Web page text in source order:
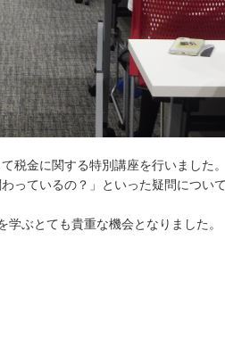
税金に関する特別講座を行いました。
っているの？」といった疑問につい
ぶとても貴重な機会となりました。